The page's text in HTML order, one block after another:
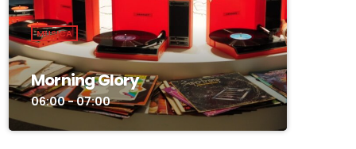
MUSICA
Morning Glory
06:00 - 07:00